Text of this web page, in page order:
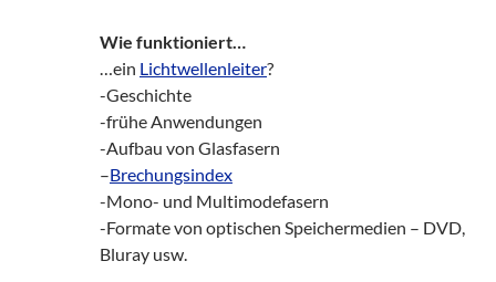
Wie funktioniert…
…ein Lichtwellenleiter?
-Geschichte
-frühe Anwendungen
-Aufbau von Glasfasern
–Brechungsindex
-Mono- und Multimodefasern
-Formate von optischen Speichermedien – DVD,
Bluray usw.